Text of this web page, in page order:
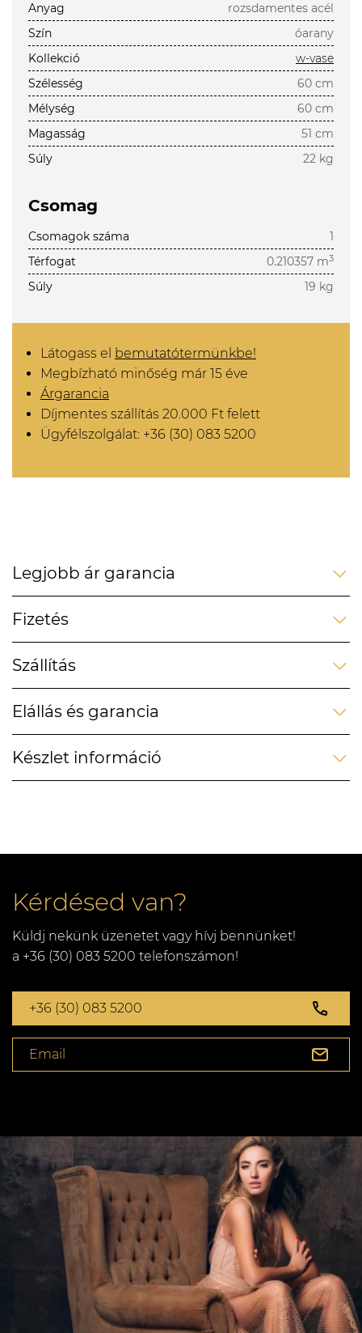
Anyag
rozsdamentes acél
Szín
óarany
Kollekció
w-vase
Szélesség
60 cm
Mélység
60 cm
Magasság
51 cm
Súly
22 kg
Csomag
Csomagok száma
1
Térfogat
0.210357 m3
Súly 19 kg
Látogass el bemutatótermünkbe!
Megbízható minőség már 15 éve
Árgarancia
Díjmentes szállítás 20.000 Ft felett
Ügyfélszolgálat: +36 (30) 083 5200
Legjobb ár garancia
Fizetés
Szállítás
Elállás és garancia
Készlet információ
Kérdésed van?
Küldj nekünk üzenetet vagy hívj bennünket!
a +36 (30) 083 5200 telefonszámon!
+36 (30) 083 5200
Email